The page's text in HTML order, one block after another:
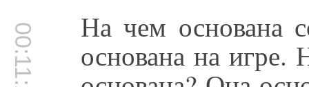
00:11:28 На чем основана
основана на игре.